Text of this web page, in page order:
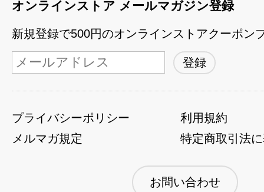
オンラインストア メールマガジン登録
新規登録で500円のオンラインストアクーポン
プライバシーポリシー
利用規約
メルマガ規定
特定商取引法
お問い合わせ